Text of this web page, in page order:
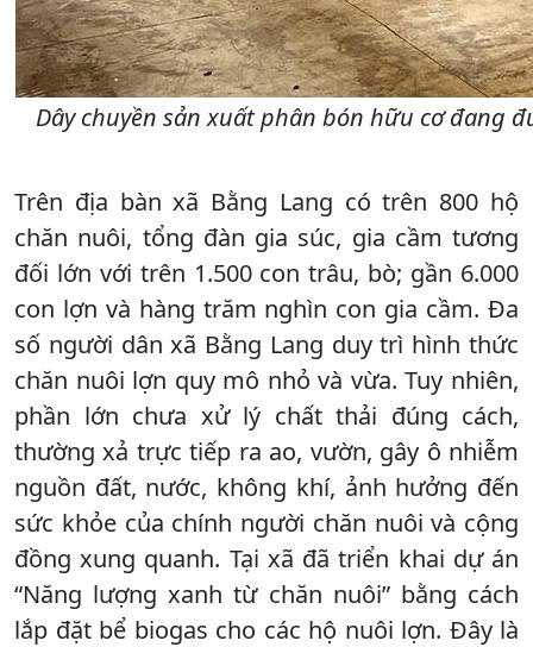
Dây chuyền sản xuất phân bón hữu cơ đang
Trên địa bàn xã Bằng Lang có trên 800 hộ
chăn nuôi, tổng đàn gia súc, gia cầm tương
đối lớn với trên 1.500 con trâu, bò; gần 6.000
con lợn và hàng trăm nghìn con gia cầm. Đa
số người dân xã Bằng Lang duy trì hình thức
chăn nuôi lợn quy mô nhỏ và vừa. Tuy nhiên,
phần lớn chưa xử lý chất thải đúng cách,
thường xả trực tiếp ra ao, vườn, gây ô nhiễm
nguồn đất, nước, không khí, ảnh hưởng đến
sức khỏe của chính người chăn nuôi và cộng
đồng xung quanh. Tại xã đã triển khai dự án
“Năng lượng xanh từ chăn nuôi” bằng cách
lắp đặt bể biogas cho các hộ nuôi lợn. Đây là